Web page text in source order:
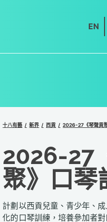
EN
十八有藝 新界 西貢 2026-27《琴聲貢
2026-27
聚》口琴
計劃以西貢兒童、青少年、
化的口琴訓練，培養參加者